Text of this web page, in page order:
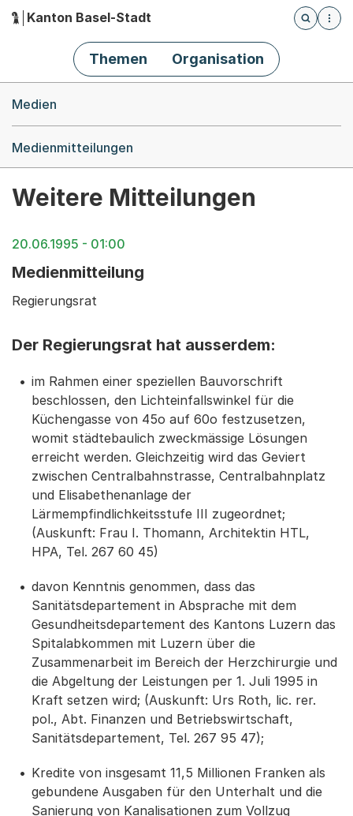
Hauptnavigation
Kanton Basel-Stadt
Öffnet
Themen Organisation
Medien
Medienmitteilungen
Weitere Mitteilungen
20.06.1995 - 01:00
Medienmitteilung
Regierungsrat
Der Regierungsrat hat ausserdem:
im Rahmen einer speziellen Bauvorschrift
beschlossen, den Lichteinfallswinkel für die
Küchengasse von 45o auf 60o festzusetzen,
womit städtebaulich zweckmässige Lösungen
erreicht werden. Gleichzeitig wird das Geviert
zwischen Centralbahnstrasse, Centralbahnplatz
und Elisabethenanlage der
Lärmempfindlichkeitsstufe III zugeordnet;
(Auskunft: Frau I. Thomann, Architektin HTL,
HPA, Tel. 267 60 45)
davon Kenntnis genommen, dass das
Sanitätsdepartement in Absprache mit dem
Gesundheitsdepartement des Kantons Luzern das
Spitalabkommen mit Luzern über die
Zusammenarbeit im Bereich der Herzchirurgie und
die Abgeltung der Leistungen per 1. Juli 1995 in
Kraft setzen wird; (Auskunft: Urs Roth, lic. rer.
pol., Abt. Finanzen und Betriebswirtschaft,
Sanitätsdepartement, Tel. 267 95 47);
Kredite von insgesamt 11,5 Millionen Franken als
gebundene Ausgaben für den Unterhalt und die
Sanierung von Kanalisationen zum Vollzug